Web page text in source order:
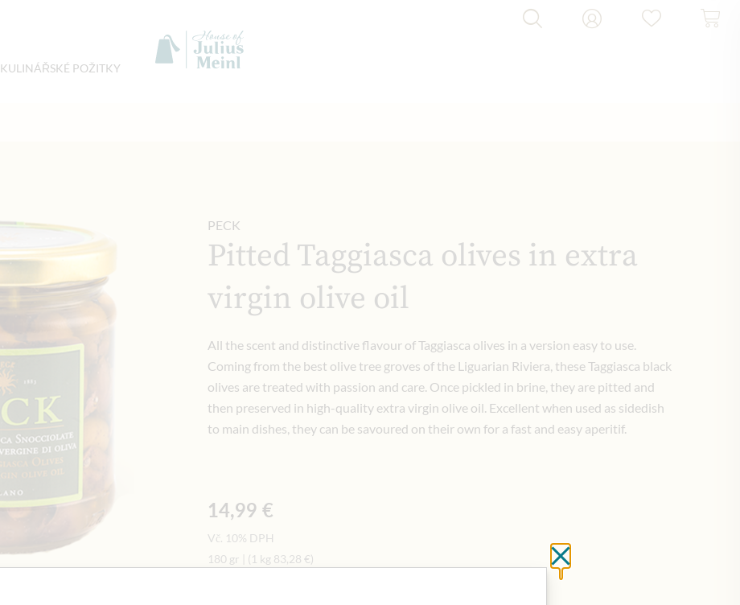
KULINÁŘSKÉ POŽITKY
PECK
Pitted Taggiasca olives in extra
virgin olive oil
All the scent and distinctive flavour of Taggiasca olives in a version easy to use.
Coming from the best olive tree groves of the Liguarian Riviera, these Taggiasca black
olives are treated with passion and care. Once pickled in brine, they are pitted and
then preserved in high-quality extra virgin olive oil. Excellent when used as sidedish
to main dishes, they can be savoured on their own for a fast and easy aperitif.
14,99 €
Vč. 10% DPH
180 gr
(1 kg 83,28 €) Close without saving